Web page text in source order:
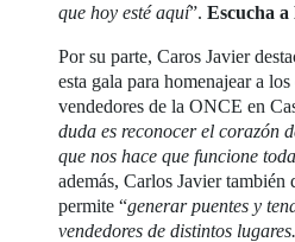
que hoy esté aquí”.Escucha
Por su parte, Caros Javier
esta gala para homenajear a
vendedores de la ONCE en
duda es reconocer el corazón
que nos hace que funcione
además, Carlos Javier también
permite “generar puentes y
vendedores de distintos